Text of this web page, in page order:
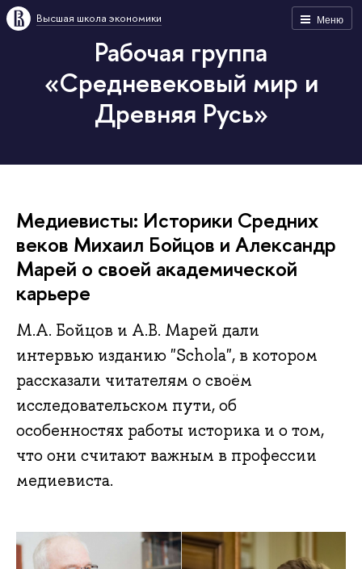
Меню
Высшая школа экономики
Рабочая группа
«Средневековый мир и
Древняя Русь»
Медиевисты: Историки Средних
веков Михаил Бойцов и Александр
Марей о своей академической
карьере
М.А. Бойцов и А.В. Марей дали
интервью изданию "Schola", в котором
рассказали читателям о своём
исследовательском пути, об
особенностях работы историка и о том,
что они считают важным в профессии
медиевиста.